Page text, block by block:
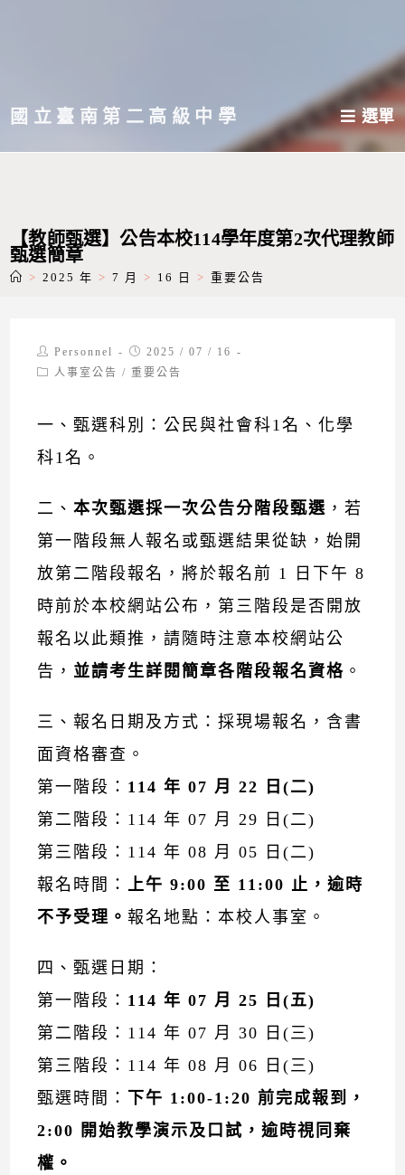
主國立臺南第二高級中學 選單
【教師甄選】公告本校114學年度第2次代理教師
甄選簡章
> 2025 年 > 7 月 > 16 日 > 重要公告
Post
author:
Personnel
Post
published:
2025 / 07 / 16
Post人事室公告 / 重要公告
一、甄選科別：公民與社會科1名、化學
科1名。
二、本次甄選採一次公告分階段甄選 ，若
第一階段無人報名或甄選結果從缺，始開
放第二階段報名，將於報名前 1 日下午 8
時前於本校網站公布，第三階段是否開放
報名以此類推，請隨時注意本校網站公
告， 並請考生詳閱簡章各階段報名資格 。
三、報名日期及方式：採現場報名，含書
面資格審查。
第一階段： 114 年 07 月 22 日(二)
第二階段：114 年 07 月 29 日(二)
第三階段：114 年 08 月 05 日(二)
報名時間： 上午 9:00 至 11:00 止，逾時
不予受理。報名地點：本校人事室。
四、甄選日期：
第一階段： 114 年 07 月 25 日(五)
第二階段：114 年 07 月 30 日(三)
第三階段：114 年 08 月 06 日(三)
甄選時間：
下午 1:00-1:20 前完成報到，
2:00 開始教學演示及口試，逾時視同棄
權。